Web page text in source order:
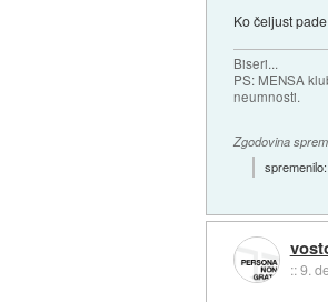
Ko čeljust
Biseri...
PS: MENSA
neumnosti.
Zgodovina
::9.